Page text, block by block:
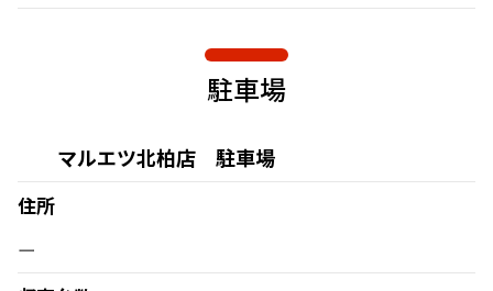
駐車場
マルエツ北柏店 駐車場
住所
ー